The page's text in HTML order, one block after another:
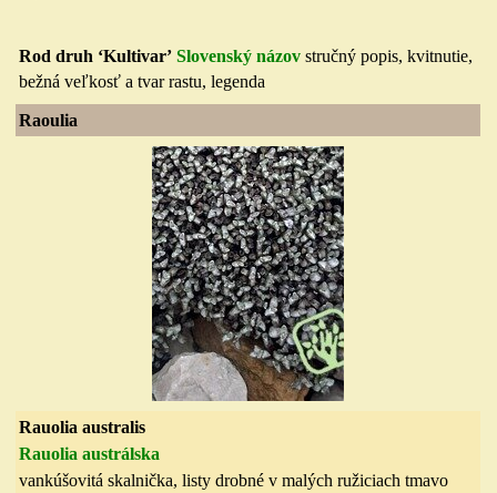
Rod druh ‘Kultivar’ Slovenský názov stručný popis, kvitnutie,
bežná veľkosť a tvar rastu, legenda
Raoulia
Rauolia australis
Rauolia austrálska
vankúšovitá skalnička, listy drobné v malých ružiciach tmavo